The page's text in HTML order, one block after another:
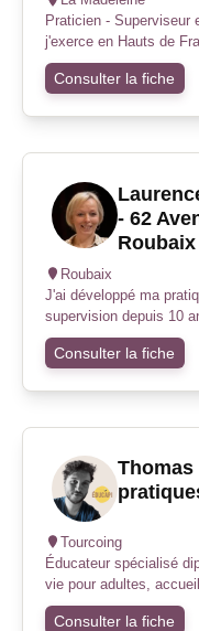
Praticien - Superviseur
j'exerce en Hauts de
Consulter la fiche
- 62
Roubaix
Roubaix
J'ai développé ma
supervision depuis 10
Consulter la fiche
Thomas
Tourcoing
Éducateur spécialisé
vie pour adultes, accueil
Consulter la fiche